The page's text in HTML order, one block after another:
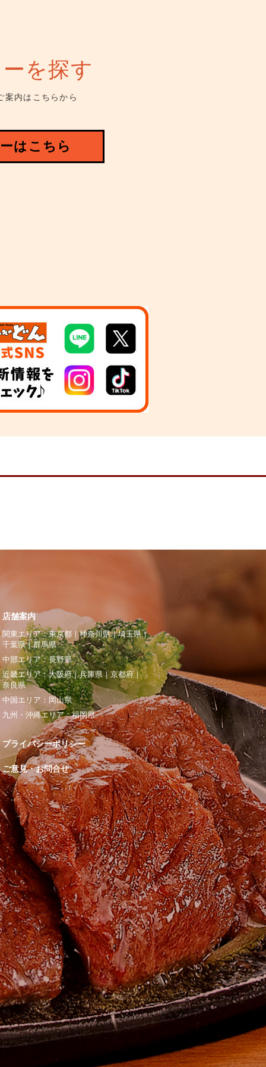
を探す
案内はこちらから
はこちら
店舗案内
関東エリア：東京都 ｜神奈川県｜埼玉県｜
千葉県｜群馬県
中部エリア：長野県
近畿エリア：大阪府｜兵庫県｜京都府｜
奈良県
中国エリア： 岡山県
九州・沖縄エリア：福岡県
プライバシーポリシー
ご意見・お問合せ